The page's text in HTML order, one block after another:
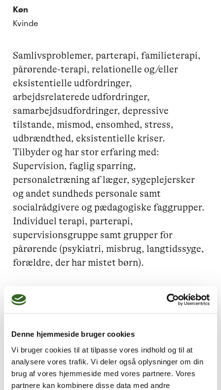
Denne hjemmeside bruger cookies
Vi bruger cookies til at tilpasse vores indhold og til at
analysere vores trafik. Vi deler også oplysninger om din
brug af vores hjemmeside med vores partnere. Vores
partnere kan kombinere disse data med andre
Køn
Kvinde
Samlivsproblemer, parterapi, familieterapi,
pårørende-terapi, relationelle og/eller
eksistentielle udfordringer,
arbejdsrelaterede udfordringer,
samarbejdsudfordringer, depressive
tilstande, mismod, ensomhed, stress,
udbrændthed, eksistentielle kriser.
Tilbyder og har stor erfaring med:
Supervision, faglig sparring,
personaletræning af læger, sygeplejersker
og andet sundheds personale samt
socialrådgivere og pædagogiske faggrupper.
Individuel terapi, parterapi,
supervisionsgruppe samt grupper for
pårørende (psykiatri, misbrug, langtidssyge,
forældre, der har mistet børn).
Jeg kan hjælpe dig med
Parforhold, Skam og skyld,
Familieproblemer, Ensomhed,
Lavt selvværd